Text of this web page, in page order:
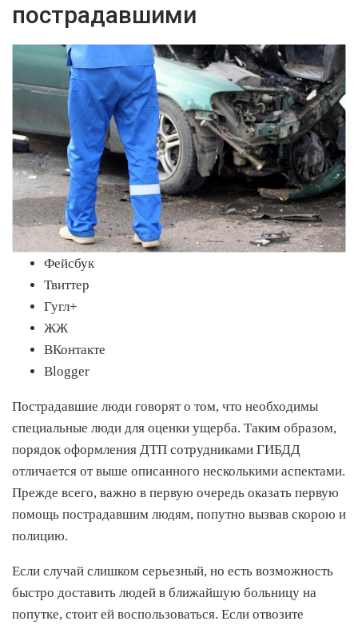
пострадавшими
Фейсбук
Твиттер
Гугл+
ЖЖ
ВКонтакте
Blogger
Пострадавшие люди говорят о том, что необходимы
специальные люди для оценки ущерба. Таким образом,
порядок оформления ДТП сотрудниками ГИБДД
отличается от выше описанного несколькими аспектами.
Прежде всего, важно в первую очередь оказать первую
помощь пострадавшим людям, попутно вызвав скорою и
полицию.
Если случай слишком серьезный, но есть возможность
быстро доставить людей в ближайшую больницу на
попутке, стоит ей воспользоваться. Если отвозите